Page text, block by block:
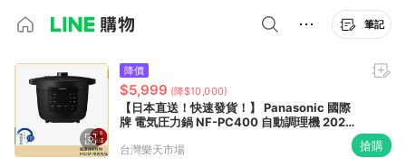
筆記
降價
$5,999 (降$10,000)
【日本直送！快速發貨！】 Panasonic 國際
牌 電気圧力鍋 NF-PC400 自動調理機 2023
台灣樂天市場 搶購